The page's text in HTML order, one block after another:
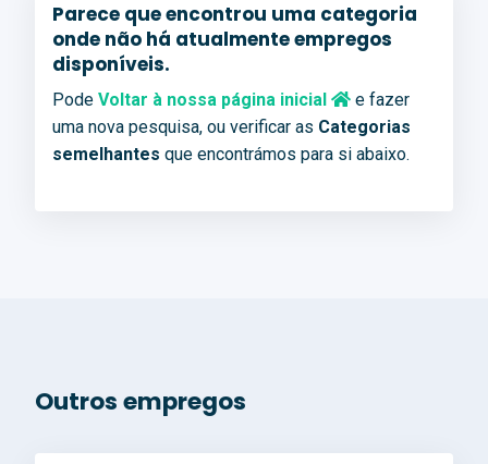
Parece que encontrou uma categoria
onde não há atualmente empregos
disponíveis.
Pode Voltar à nossa página inicial
e fazer
uma nova pesquisa, ou verificar as Categorias
semelhantes que encontrámos para si abaixo.
Outros empregos